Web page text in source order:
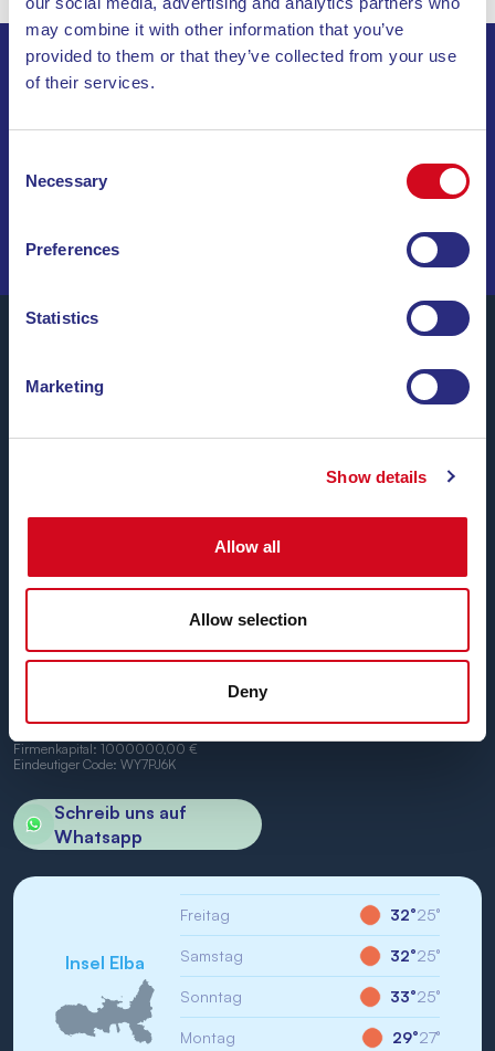
may combine it with other information that you’ve
provided to them or that they’ve collected from your use
of their services.
Selection
Necessary
Preferences
Statistics
Marketing
Show details
Allow all
Allow selection
Deny
ABONNIEREN SIE UNSEREN NEWSLETTER
Bis zu24 Überfahrten täglichdas ganze Jahr über zu
zwischen den Häfen von Piombino
Wir freuen uns, Sie an Bord begrüßen zu dürfen.
Firmensitz: Portoferraio (LI) Calata Italia 22
USt.-IdNr./St-IdNr.: IT01968710994
Firmenkapital: 1000000,00 €
Eindeutiger Code: WY7PJ6K
Schreib uns auf
Whatsapp
Insel Elba
Freitag 32°25°
Samstag 32°25°
Sonntag 33°25°
Montag 29°27°